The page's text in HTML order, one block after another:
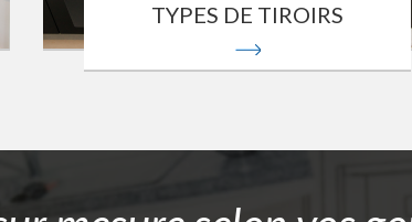
TYPES DE TIROIRS